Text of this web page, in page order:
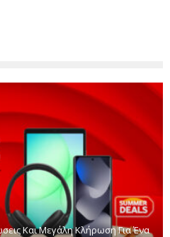
Και Μεγάλη Κλήρωση Για Ένα